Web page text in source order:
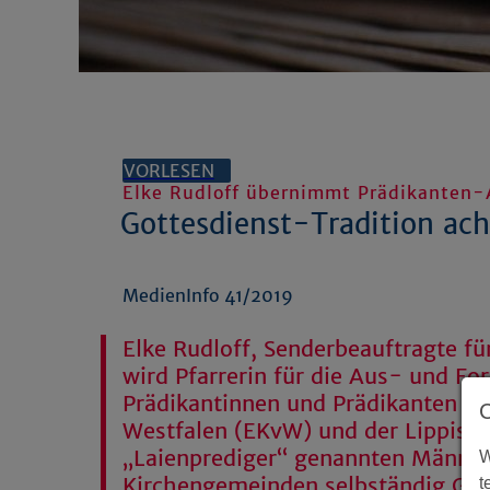
VORLESEN
Elke Rudloff übernimmt
Gottesdienst-Tradition
MedienInfo 41/2019
Elke Rudloff, Senderbeauftragte
wird Pfarrerin für die Aus- und
Prädikantinnen und Prädikanten
Westfalen (EKvW) und der
„Laienprediger“ genannten